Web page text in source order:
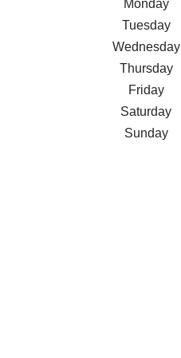
Monday
Tuesday
Wednesday
Thursday
Friday
Saturday
Sunday